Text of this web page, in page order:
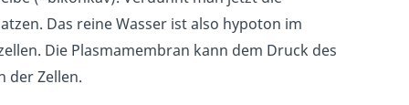
Das reine Wasser ist also hypoton im
Die Plasmamembran kann dem Druck des
der Zellen.